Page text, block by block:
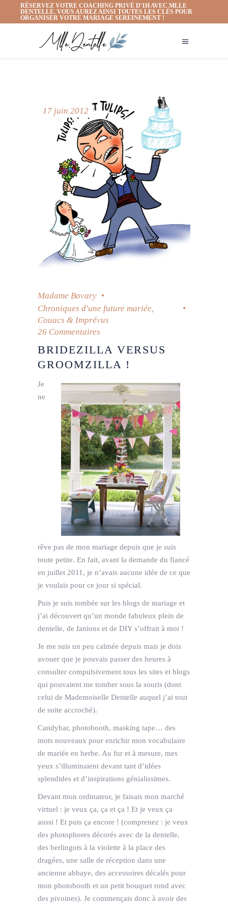
RÉSERVEZ VOTRE COACHING PRIVÉ D'1H AVEC MLLE
DENTELLE. VOUS AUREZ AINSI TOUTES LES CLÉS POUR
ORGANISER VOTRE MARIAGE SEREINEMENT !
17 juin 2012
Madame Bovary
Chroniques d'une future mariée
Couacs & Imprévus
26 Commentaires
BRIDEZILLA VERSUS
GROOMZILLA !
Je
ne
rêve pas de mon mariage depuis que je suis
toute petite. En fait, avant la demande du fiancé
en juillet 2011, je n’avais aucune idée de ce que
je voulais pour ce jour si spécial.
Puis je suis tombée sur les blogs de mariage et
j’ai découvert qu’un monde fabuleux plein de
dentelle, de fanions et de DIY s’offrait à moi !
Je me suis un peu calmée depuis mais je dois
avouer que je pouvais passer des heures à
consulter compulsivement tous les sites et blogs
qui pouvaient me tomber sous la souris (dont
celui de Mademoiselle Dentelle auquel j’ai tout
de suite accroché).
Candybar, photobooth, masking tape… des
mots nouveaux pour enrichir mon vocabulaire
de mariée en herbe. Au fur et à mesure, mes
yeux s’illuminaient devant tant d’idées
splendides et d’inspirations génialissimes.
Devant mon ordinateur, je faisais mon marché
virtuel : je veux ça, ça et ça ! Et je veux ça
aussi ! Et puis ça encore ! (comprenez : je veux
des photophores décorés avec de la dentelle,
des berlingots à la violette à la place des
dragées, une salle de réception dans une
ancienne abbaye, des accessoires décalés pour
mon photobooth et un petit bouquet rond avec
des pivoines). Je commençais donc à avoir des